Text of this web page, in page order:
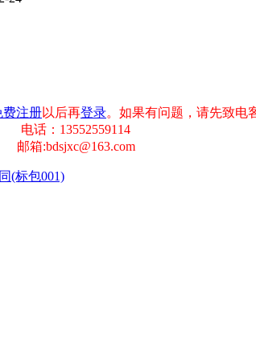
费注册以后再登录。如果有问题，请先致电
电话：13552559114
邮箱:bdsjxc@163.com
(标包001)